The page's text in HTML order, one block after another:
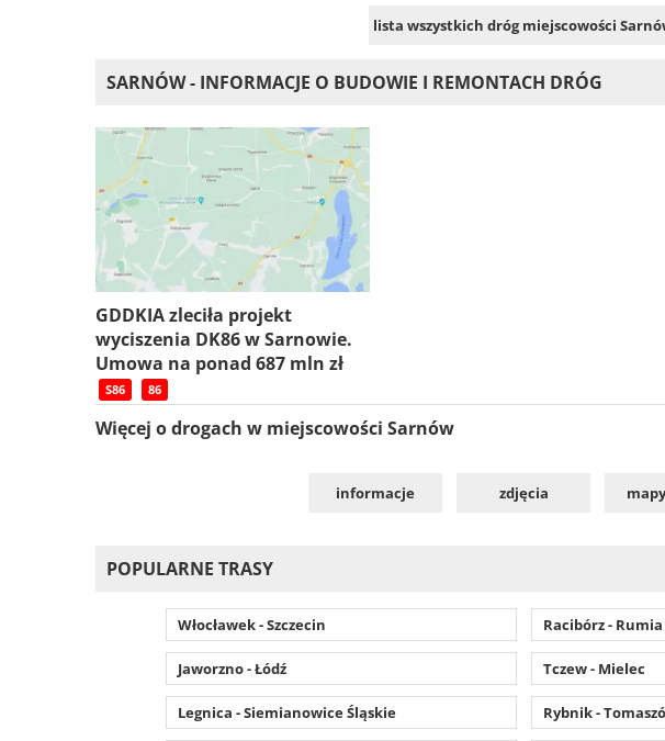
lista wszystkich dróg miejscowości
SARNÓW - INFORMACJE O BUDOWIE I REMONTACH DRÓG
GDDKIA zleciła projekt
wyciszenia DK86 w Sarnowie.
Umowa na ponad 687 mln zł
S86 86
Więcej o drogach w miejscowości Sarnów
informacje zdjęcia
POPULARNE TRASY
Włocławek - Szczecin Racibórz - Rumia
Jaworzno - Łódź Tczew - Mielec
Legnica - Siemianowice Śląskie Rybnik -